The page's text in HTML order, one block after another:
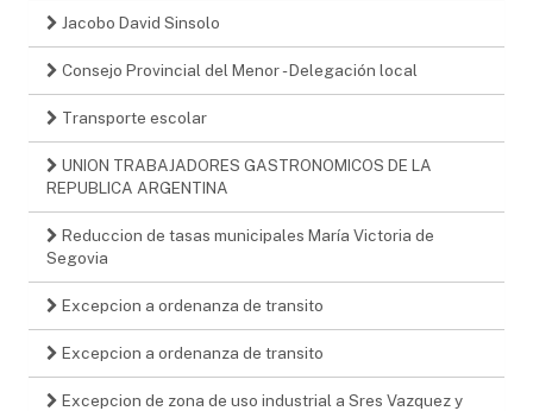
Jacobo David Sinsolo
Consejo Provincial del Menor - Delegación local
Transporte escolar
UNION TRABAJADORES GASTRONOMICOS DE LA
REPUBLICA ARGENTINA
Reduccion de tasas municipales María Victoria de
Segovia
Excepcion a ordenanza de transito
Excepcion a ordenanza de transito
Excepcion de zona de uso industrial a Sres Vazquez y